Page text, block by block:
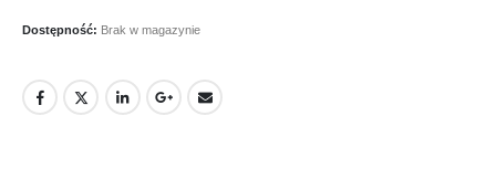
Dostępność: Brak w magazynie